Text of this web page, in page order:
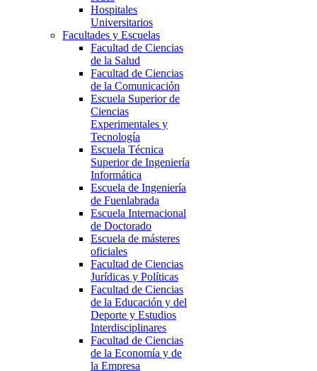
Hospitales
Universitarios
Facultades y Escuelas
Facultad de Ciencias
de la Salud
Facultad de Ciencias
de la Comunicación
Escuela Superior de
Ciencias
Experimentales y
Tecnología
Escuela Técnica
Superior de Ingeniería
Informática
Escuela de Ingeniería
de Fuenlabrada
Escuela Internacional
de Doctorado
Escuela de másteres
oficiales
Facultad de Ciencias
Jurídicas y Políticas
Facultad de Ciencias
de la Educación y del
Deporte y Estudios
Interdisciplinares
Facultad de Ciencias
de la Economía y de
la Empresa